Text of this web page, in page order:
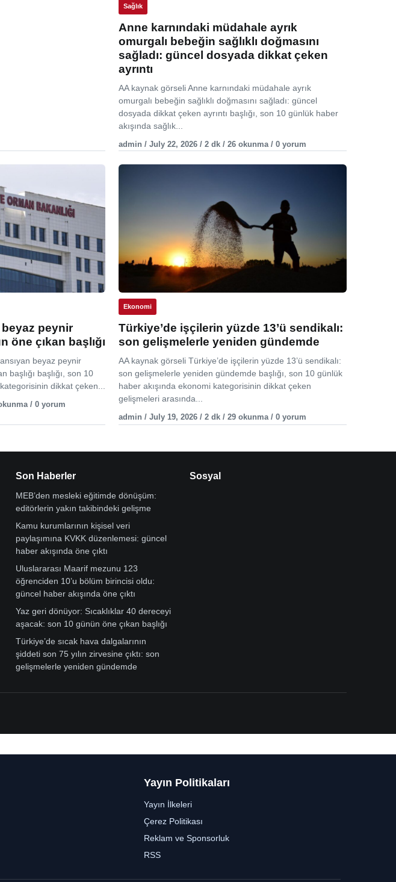
Sağlık
Anne karnındaki müdahale ayrık
omurgalı bebeğin sağlıklı doğmasını
sağladı: güncel dosyada dikkat çeken
ayrıntı
AA kaynak görseli Anne karnındaki müdahale ayrık
omurgalı bebeğin sağlıklı doğmasını sağladı: güncel
dosyada dikkat çeken ayrıntı başlığı, son 10 günlük haber
akışında sağlık...
admin / July 22, 2026 / 2 dk / 26 okunma / 0 yorum
peynir
öne çıkan başlığı
beyaz peynir
başlığı başlığı, son 10
dikkat çeken...
/ 0 yorum
Ekonomi
Türkiye’de işçilerin yüzde 13’ü sendikalı:
son gelişmelerle yeniden gündemde
AA kaynak görseli Türkiye’de işçilerin yüzde 13’ü sendikalı:
son gelişmelerle yeniden gündemde başlığı, son 10 günlük
haber akışında ekonomi kategorisinin dikkat çeken
gelişmeleri arasında...
admin / July 19, 2026 / 2 dk / 29 okunma / 0 yorum
Son Haberler
MEB’den mesleki eğitimde dönüşüm:
editörlerin yakın takibindeki gelişme
Kamu kurumlarının kişisel veri
paylaşımına KVKK düzenlemesi: güncel
haber akışında öne çıktı
Uluslararası Maarif mezunu 123
öğrenciden 10’u bölüm birincisi oldu:
güncel haber akışında öne çıktı
Yaz geri dönüyor: Sıcaklıklar 40 dereceyi
aşacak: son 10 günün öne çıkan başlığı
Türkiye’de sıcak hava dalgalarının
şiddeti son 75 yılın zirvesine çıktı: son
gelişmelerle yeniden gündemde
Sosyal
Yayın Politikaları
Yayın İlkeleri
Çerez Politikası
Reklam ve Sponsorluk
RSS